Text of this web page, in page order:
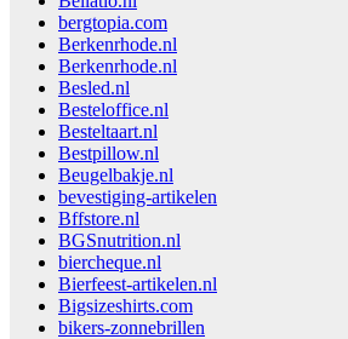
bergtopia.com
Berkenrhode.nl
Berkenrhode.nl
Besled.nl
Besteloffice.nl
Besteltaart.nl
Bestpillow.nl
Beugelbakje.nl
bevestiging-artikelen
Bffstore.nl
BGSnutrition.nl
biercheque.nl
Bierfeest-artikelen.nl
Bigsizeshirts.com
bikers-zonnebrillen